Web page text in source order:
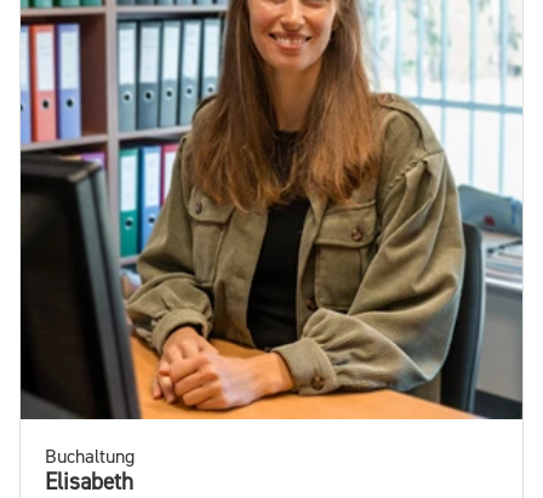
Buchaltung
Elisabeth